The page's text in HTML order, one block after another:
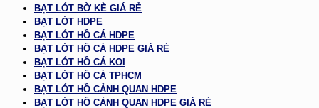
BẠT LÓT BỜ KÈ GIÁ RẺ
BẠT LÓT HDPE
BẠT LÓT HỒ CÁ HDPE
BẠT LÓT HỒ CÁ HDPE GIÁ RẺ
BẠT LÓT HỒ CÁ KOI
BẠT LÓT HỒ CÁ TPHCM
BẠT LÓT HỒ CẢNH QUAN HDPE
BẠT LÓT HỒ CẢNH QUAN HDPE GIÁ RẺ